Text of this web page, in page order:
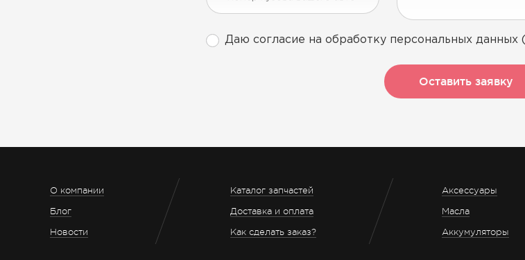
Даю согласие на обработку персональных данных (
Оставить заявку
О компании
Блог
Новости
Каталог запчастей
Доставка и оплата
Как сделать заказ?
Аксессуары
Масла
Аккумуляторы